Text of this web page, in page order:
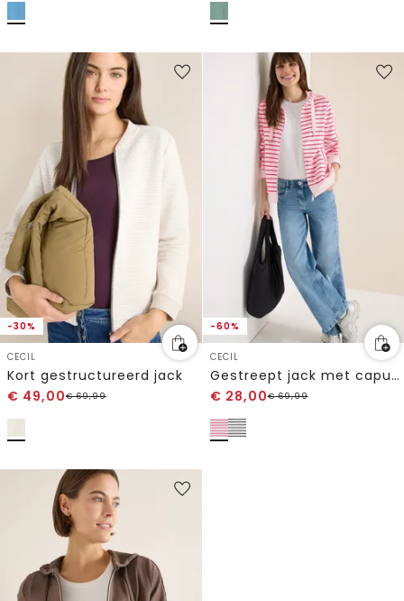
-30%
CECIL
Kort gestructureerd jack
€ 49,00€69,99
-60%
CECIL
Gestreept jack met capuchon
€ 28,00€69,99